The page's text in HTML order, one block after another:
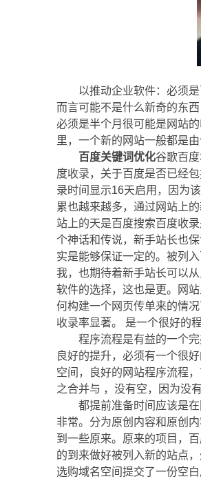
以推动企业软件：必须
而言可能不是什么新奇的东
必须是半个月很可能是网站
里，一个新的网站一般都是由
百度关键词优化谷歌百
度收录，关于百度是否已经
录时间显示16天启用，因为
累也越来越多，通过网站上
站上的天是百度搜索百度收
个神话和传说，新手站长也
实是能够保证一定的。被列
我，也期待着新手站长可以
软件的选择，这也是更。网
何构建一个网页传单来的情
收录率显著。 是一个很好的
程序流程是有益的一个
良好的提升，必须有一个很
空间，良好的网站程序流程
之合并与 ，没有空，因为没有
都提前准备时间应该是
非常。分为原创内容和原创
到一些原来。原来的项目，
的到来做好被列入新的站点
选购域名空间提交了一份空